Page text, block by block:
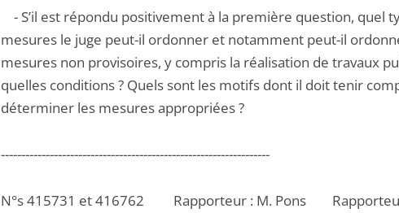
- S’il est répondu positivement à la première question, quel
mesures le juge peut-il ordonner et notamment peut-il
mesures non provisoires, y compris la réalisation de travaux
quelles conditions ? Quels sont les motifs dont il doit tenir
déterminer les mesures appropriées ?
------------------------------------------------------------------
N°s 415731 et 416762 Rapporteur : M. Pons